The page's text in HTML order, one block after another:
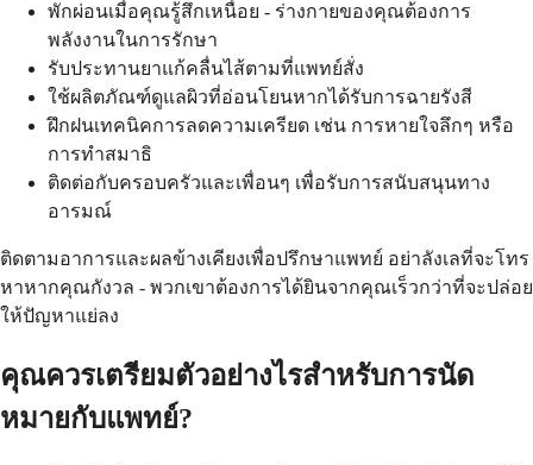
พักผ่อนเมื่อคุณรู้สึกเหนื่อย - ร่างกายของคุณต้องการ
พลังงานในการรักษา
รับประทานยาแก้คลื่นไส้ตามที่แพทย์สั่ง
ใช้ผลิตภัณฑ์ดูแลผิวที่อ่อนโยนหากได้รับการฉายรังสี
ฝึกฝนเทคนิคการลดความเครียด เช่น การหายใจลึกๆ หรือ
การทำสมาธิ
ติดต่อกับครอบครัวและเพื่อนๆ เพื่อรับการสนับสนุนทาง
อารมณ์
ติดตามอาการและผลข้างเคียงเพื่อปรึกษาแพทย์ อย่าลังเลที่จะโทร
หาหากคุณกังวล - พวกเขาต้องการได้ยินจากคุณเร็วกว่าที่จะปล่อย
ให้ปัญหาแย่ลง
คุณควรเตรียมตัวอย่างไรสำหรับการนัด
หมายกับแพทย์?